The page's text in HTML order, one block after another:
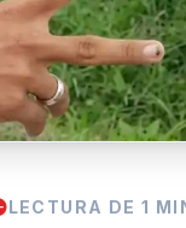
LECTURA DE 1